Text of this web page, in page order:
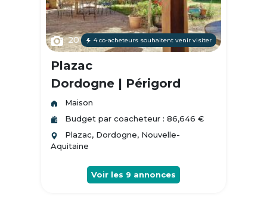
20 4 co-acheteurs souhaitent venir visiter
Plazac
Dordogne | Périgord
Maison
Budget par coacheteur : 86,646 €
Plazac, Dordogne, Nouvelle-
Aquitaine
Voir les 9 annonces